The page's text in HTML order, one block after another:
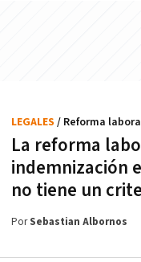
La reforma
indemnización
no tiene un
LEGALES / Reforma
PorSebastian Albornos